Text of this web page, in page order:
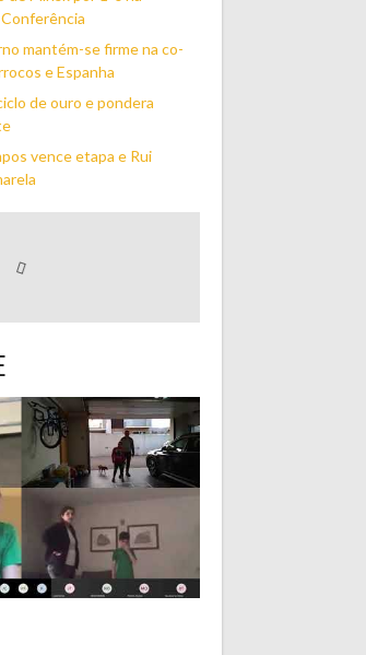
mantém-se firme na co-
e Espanha
de ouro e pondera
vence etapa e Rui